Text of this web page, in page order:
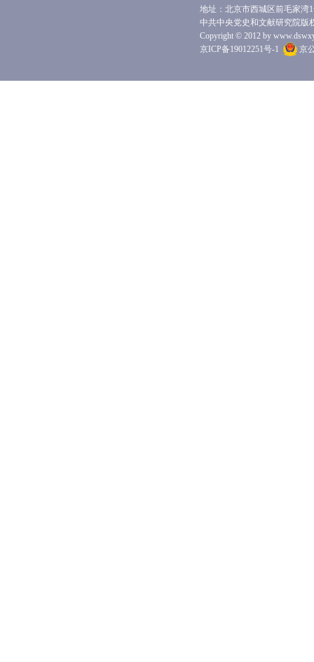
地址：北京市西城区前毛家湾
中共中央党史和文献研究院版
Copyright © 2012 by
京ICP备19012251号-1
京